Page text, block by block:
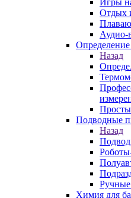
Игры
Отдых
Аудио-
Назад
Подводные
Назад
Химия для